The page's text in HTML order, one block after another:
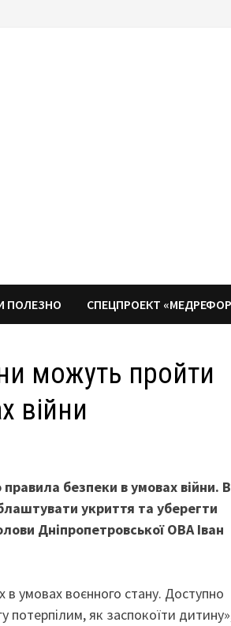
ПОЛЕЗНО СПЕЦПРОЕКТ
можуть пройти
війни
безпеки в умовах війни.
укриття та уберегти
Дніпропетровської ОВА Іван
умовах воєнного стану. Доступно
потерпілим, як заспокоїти